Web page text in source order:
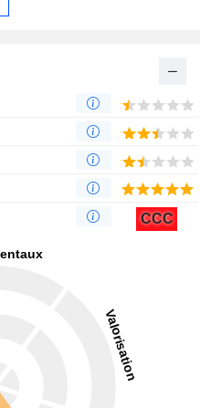
CCC